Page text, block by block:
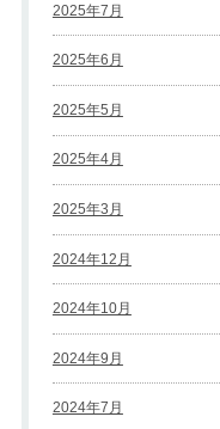
2025年7月
2025年6月
2025年5月
2025年4月
2025年3月
2024年12月
2024年10月
2024年9月
2024年7月